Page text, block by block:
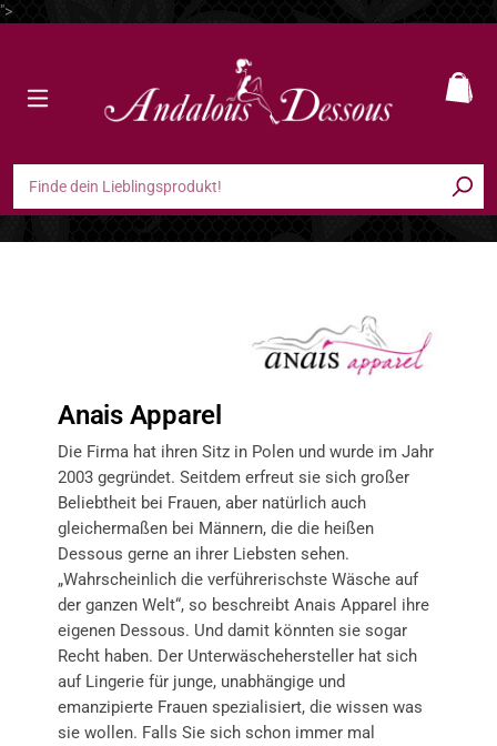
">
Anais Apparel
Die Firma hat ihren Sitz in Polen und wurde im Jahr
2003 gegründet. Seitdem erfreut sie sich großer
Beliebtheit bei Frauen, aber natürlich auch
gleichermaßen bei Männern, die die heißen
Dessous gerne an ihrer Liebsten sehen.
„Wahrscheinlich die verführerischste Wäsche auf
der ganzen Welt“, so beschreibt Anais Apparel ihre
eigenen Dessous. Und damit könnten sie sogar
Recht haben. Der Unterwäschehersteller hat sich
auf Lingerie für junge, unabhängige und
emanzipierte Frauen spezialisiert, die wissen was
sie wollen. Falls Sie sich schon immer mal